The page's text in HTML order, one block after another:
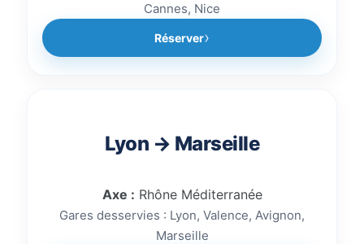
Cannes, Nice
Réserver
Lyon → Marseille
Axe : Rhône Méditerranée
Gares desservies : Lyon, Valence, Avignon,
Marseille